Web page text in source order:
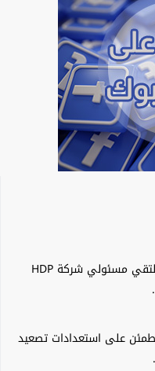
وزيرة الإسكان تلتقي مسئولي شركة HDP
على استعدادات تصعيد